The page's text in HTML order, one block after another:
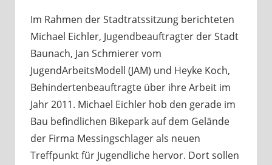
Im Rahmen der Stadtratssitzung berichteten
Michael Eichler, Jugendbeauftragter der Stadt
Baunach, Jan Schmierer vom
JugendArbeitsModell (JAM) und Heyke Koch,
Behindertenbeauftragte über ihre Arbeit im
Jahr 2011. Michael Eichler hob den gerade im
Bau befindlichen Bikepark auf dem Gelände
der Firma Messingschlager als neuen
Treffpunkt für Jugendliche hervor. Dort sollen